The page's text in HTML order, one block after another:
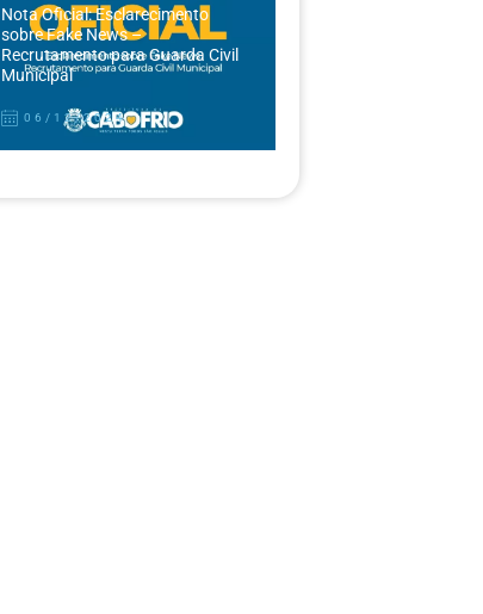
Nota Oficial: Esclarecimento
sobre Fake News –
Recrutamento para Guarda Civil
Municipal
06/12/2024